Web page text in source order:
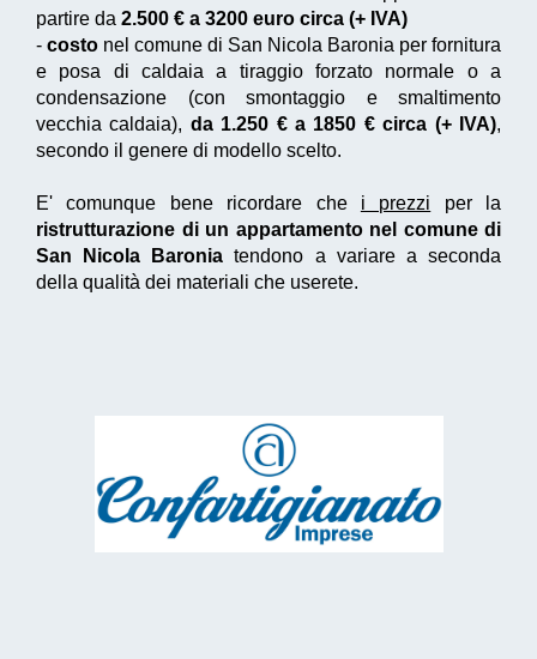
partire da 2.500 € a 3200 euro circa (+ IVA)
- costo nel comune di San Nicola Baronia per fornitura
e posa di caldaia a tiraggio forzato normale o a
condensazione (con smontaggio e smaltimento
vecchia caldaia), da 1.250 € a 1850 € circa (+ IVA),
secondo il genere di modello scelto.
E' comunque bene ricordare che i prezzi per la
ristrutturazione di un appartamento nel comune di
San Nicola Baronia tendono a variare a seconda
della qualità dei materiali che userete.